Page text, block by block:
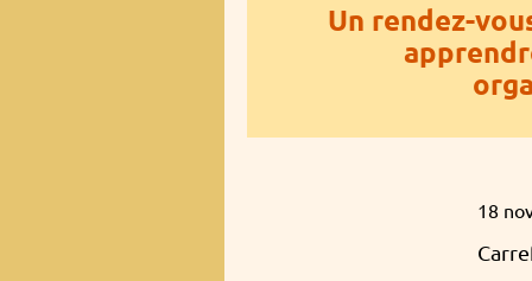
Un rendez-
18